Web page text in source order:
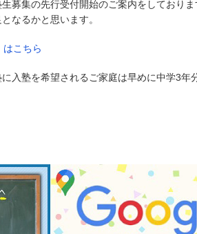
募集の先行受付開始のご案内をしており
なるかと思います。
はこちら
入塾を希望されるご家庭は早めに中学3年